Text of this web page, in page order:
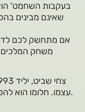
שאינם מבינים
אם מתחשק לכם
משחק המלכים
עצמו. חלומו הוא להפוך את המשחק לנגיש ואהוב על כולם.